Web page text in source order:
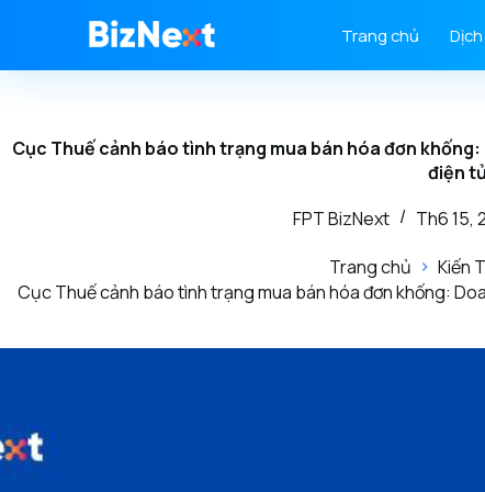
Trang chủ
Cục Thuế cảnh báo tình trạng mua bán hóa đơn
điện
FPT BizNext
Th6 15,
Trang chủ
Kiến
Cục Thuế cảnh báo tình trạng mua bán hóa đơn khống: